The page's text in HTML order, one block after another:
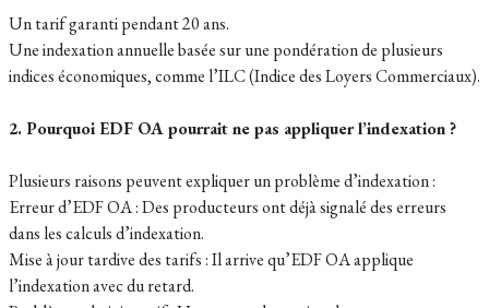
Un tarif garanti pendant 20 ans.
Une indexation annuelle basée sur une pondération de plusieurs
indices économiques, comme l’ILC (Indice des Loyers Commerciaux).
2. Pourquoi EDF OA pourrait ne pas appliquer l’indexation ?
Plusieurs raisons peuvent expliquer un problème d’indexation :
Erreur d’EDF OA : Des producteurs ont déjà signalé des erreurs
dans les calculs d’indexation.
Mise à jour tardive des tarifs : Il arrive qu’EDF OA applique
l’indexation avec du retard.